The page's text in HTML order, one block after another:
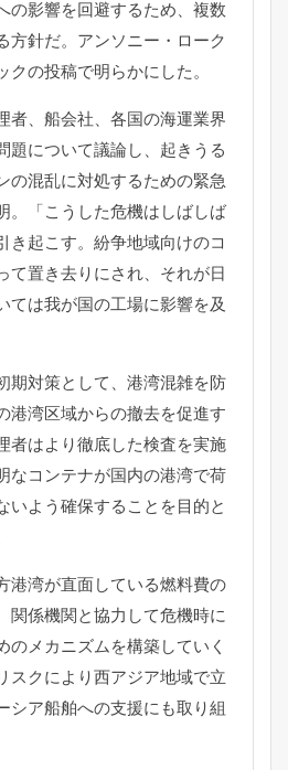
の影響を回避するため、 複数
方針だ。アンソニー・ ローク
クの投稿で明らかにした。
者、船会社、 各国の海運業界
題について議論し、 起きうる
の混乱に対処するための緊急
。「 こうした危機はしばしば
き起こす。 紛争地域向けのコ
て置き去りにされ、 それが日
ては我が国の工場に影響を及
期対策として、港湾混雑を防
港湾区域からの撤去を促進す
者はより徹底した検査を実施
なコンテナが国内の港湾で荷
いよう 確保することを目的と
港湾が直面している燃料費の
関係機関と協力して危機時に
のメカニズムを構築していく
スクにより西アジア地域で立
シア船舶への支援にも取り組